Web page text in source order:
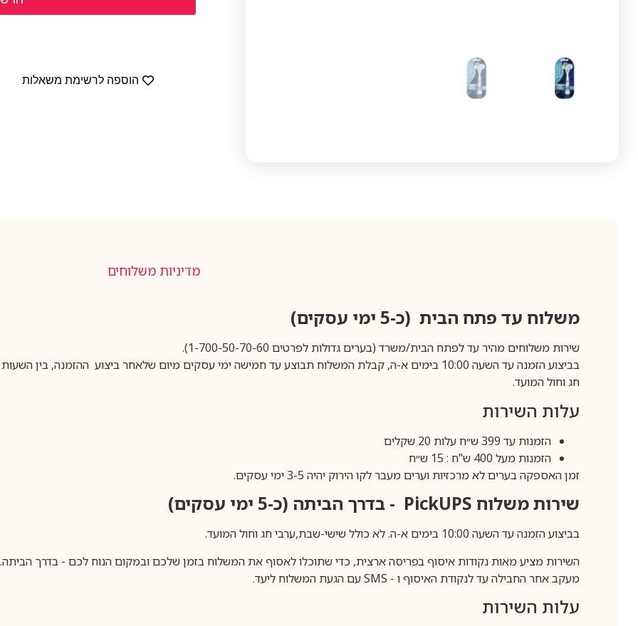
הוספה לרשימת משאלות
מדיניות משלוחים
משלוח עד פתח הבית (כ-5 ימי עסקים)
שירות משלוחים מהיר עד לפתח הבית/משרד (בערים גדולות לפרטים 1-700-50-70-60).
חג וחול המועד.
עלות השירות
הזמנות עד 399 ש״ח עלות 20 שקלים
הזמנות מעל 400 ש"ח : 15 ש״ח
זמן האספקה בערים לא מרכזיות וערים מעבר לקו הירוק יהיה 3-5 ימי עסקים.
שירות משלוח PickUPS - בדרך הביתה (כ-5 ימי עסקים)
בביצוע הזמנה עד השעה 10:00 בימים א-ה. לא כולל שישי-שבת,ערבי חג וחול המועד.
השירות מציע מאות נקודות איסוף בפריסה ארצית, כדי שתוכלו לאסוף את המשלוח בזמן שלכם ובמקום הנוח לכם - בדרך הביתה.
מעקב אחר החבילה עד לנקודת האיסוף ו - SMSעם הגעת המשלוח ליעד.
עלות השירות